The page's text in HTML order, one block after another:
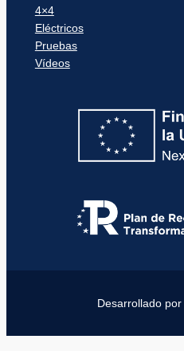
4×4
Eléctricos
Pruebas
Vídeos
Desarrollado por